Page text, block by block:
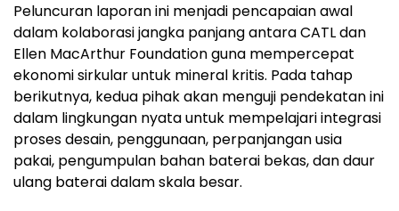
Peluncuran laporan ini menjadi pencapaian awal
dalam kolaborasi jangka panjang antara CATL dan
Ellen MacArthur Foundation guna mempercepat
ekonomi sirkular untuk mineral kritis. Pada tahap
berikutnya, kedua pihak akan menguji pendekatan ini
dalam lingkungan nyata untuk mempelajari integrasi
proses desain, penggunaan, perpanjangan usia
pakai, pengumpulan bahan baterai bekas, dan daur
ulang baterai dalam skala besar.